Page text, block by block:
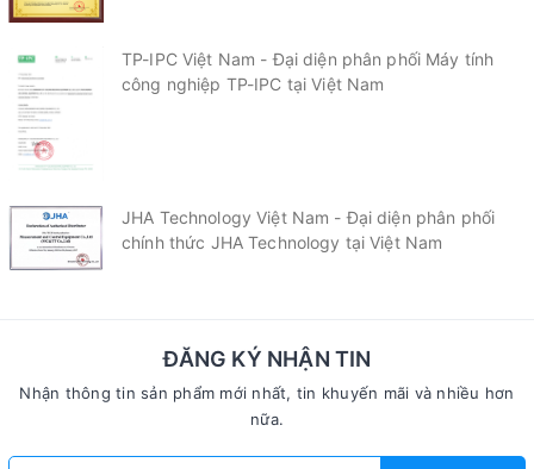
TP-IPC Việt Nam - Đại diện phân phối Máy tính
công nghiệp TP-IPC tại Việt Nam
JHA Technology Việt Nam - Đại diện phân phối
chính thức JHA Technology tại Việt Nam
ĐĂNG KÝ NHẬN TIN
Nhận thông tin sản phẩm mới nhất, tin khuyến mãi và nhiều hơn
nữa.